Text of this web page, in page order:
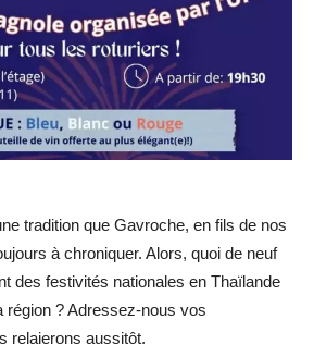
tradition que Gavroche, en fils de nos
à chroniquer. Alors, quoi de neuf
des festivités nationales en Thaïlande
région ? Adressez-nous vos
relaierons aussitôt.